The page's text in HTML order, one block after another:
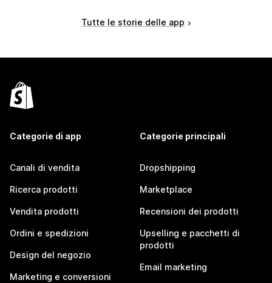
Tutte le storie delle app
Categorie di app
Canali di vendita
Ricerca prodotti
Vendita prodotti
Ordini e spedizioni
Design del negozio
Marketing e conversioni
Categorie principali
Dropshipping
Marketplace
Recensioni dei prodotti
Upselling e pacchetti di
prodotti
Email marketing